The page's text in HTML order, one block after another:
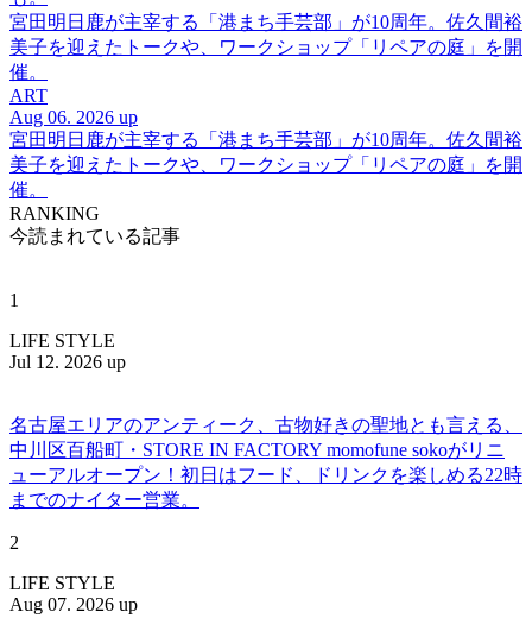
宮田明日鹿が主宰する「港まち手芸部」が10周年。佐久間裕
美子を迎えたトークや、ワークショップ「リペアの庭」を開
催。
ART
Aug 06. 2026 up
宮田明日鹿が主宰する「港まち手芸部」が10周年。佐久間裕
美子を迎えたトークや、ワークショップ「リペアの庭」を開
催。
RANKING
今読まれている記事
1
LIFE STYLE
Jul 12. 2026 up
名古屋エリアのアンティーク、古物好きの聖地とも言える、
中川区百船町・STORE IN FACTORY momofune sokoがリニ
ューアルオープン！初日はフード、ドリンクを楽しめる22時
までのナイター営業。
2
LIFE STYLE
Aug 07. 2026 up